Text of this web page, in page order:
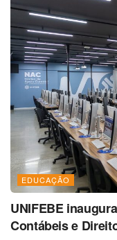
EDUCAÇÃO
UNIFEBE
Contábeis e